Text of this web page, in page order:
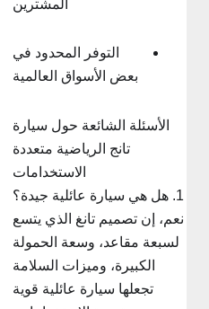
المشترين
التوفر المحدود في
بعض الأسواق العالمية
الأسئلة الشائعة حول سيارة
تانج الرياضية متعددة
الاستخدامات
نعم، إن تصميم تانغ الذي يتسع
لسبعة مقاعد، وسعة الحمولة
الكبيرة، وميزات السلامة
تجعلها سيارة عائلية قوية